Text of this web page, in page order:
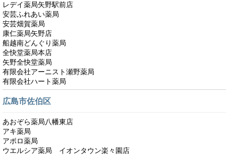
レデイ薬局矢野駅前店
安芸ふれあい薬局
安芸畑賀薬局
康仁薬局矢野店
船越南どんぐり薬局
全快堂薬局本店
矢野全快堂薬局
有限会社アーニスト瀬野薬局
有限会社ハート薬局
広島市佐伯区
あおぞら薬局八幡東店
アキ薬局
アポロ薬局
ウエルシア薬局 イオンタウン楽々園店